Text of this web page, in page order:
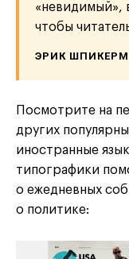
«невидимый»,
чтобы
ЭРИК
Посмотрите на
других
иностранные
типографики
о ежедневных
о политике: